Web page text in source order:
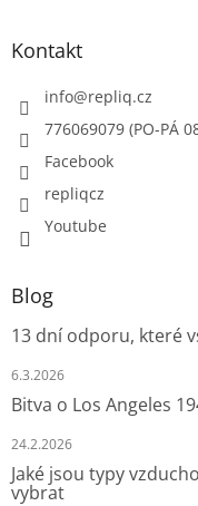
Kontakt
info@repliq.cz
776069079 (PO-PÁ
Facebook
repliqcz
Youtube
Blog
13 dní odporu, které
6.3.2026
Bitva o Los Angeles
24.2.2026
Jaké jsou typy
vybrat